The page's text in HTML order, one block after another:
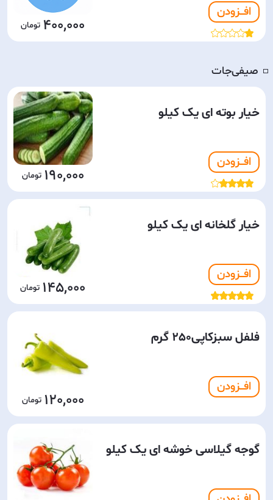
افـــزودن
400,000
◽️ صیفی‌جات
خیار بوته ای یک کیلو
افـــزودن
190,000
خیار گلخانه ای یک کیلو
افـــزودن
145,000
فلفل سبزکاپی250 گرم
افـــزودن
120,000
گوجه گیلاسی خوشه ای یک کیلو